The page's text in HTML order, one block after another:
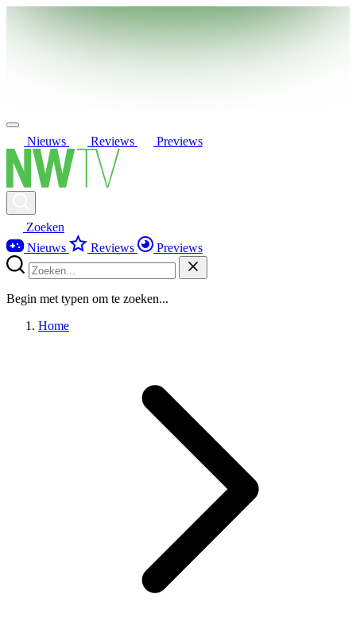
Nieuws Reviews Previews
Zoeken
Nieuws
Reviews Previews
Begin met typen om te zoeken...
Home